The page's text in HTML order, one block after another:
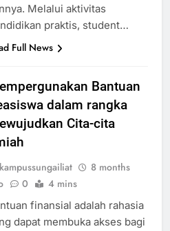
Melalui aktivitas
praktis, student…
Full News
Bantuan
dalam rangka
Cita-cita
kampussungailiat
8 months
0 4 mins
finansial adalah rahasia
dapat membuka akses bagi